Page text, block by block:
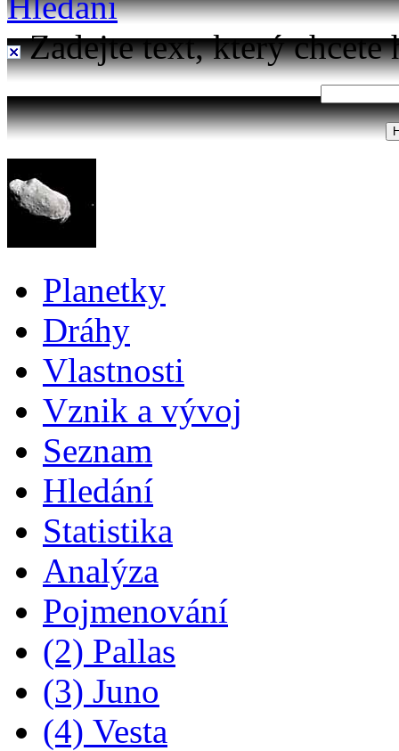
Zadejte text, který chcete
Planetky
Dráhy
Vlastnosti
Vznik a vývoj
Seznam
Hledání
Statistika
Analýza
Pojmenování
(2) Pallas
(3) Juno
(4) Vesta